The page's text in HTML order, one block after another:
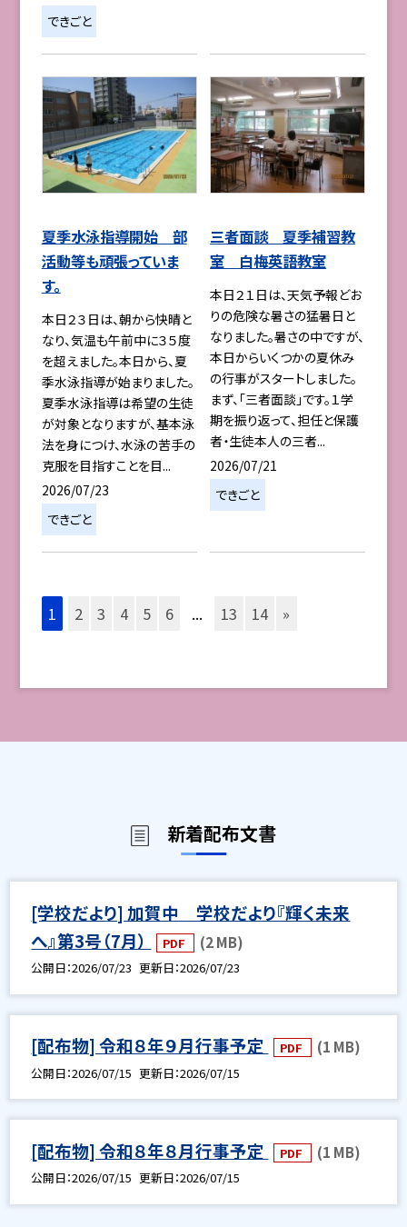
できごと
夏季水泳指導開始 部
活動等も頑張っていま
す。
本日２３日は、朝から快晴と
なり、気温も午前中に３５度
を超えました。本日から、夏
季水泳指導が始まりました。
夏季水泳指導は希望の生徒
が対象となりますが、基本泳
法を身につけ、水泳の苦手の
克服を目指すことを目...
2026/07/23
できごと
三者面談 夏季補習教
室 白梅英語教室
本日２１日は、天気予報どお
りの危険な暑さの猛暑日と
なりました。暑さの中ですが、
本日からいくつかの夏休み
の行事がスタートしました。
まず、「三者面談」です。１学
期を振り返って、担任と保護
者・生徒本人の三者...
2026/07/21
できごと
1 2 3 4 5 6 ... 13 14 »
新着配布文書
[学校だより] 加賀中 学校だより『輝く未来
へ』第3号（7月）
PDF (2 MB)
公開日 2026/07/23 更新日 2026/07/23
[配布物] 令和８年９月行事予定 PDF (1 MB)
公開日 2026/07/15 更新日 2026/07/15
[配布物] 令和８年８月行事予定 PDF (1 MB)
公開日 2026/07/15 更新日 2026/07/15